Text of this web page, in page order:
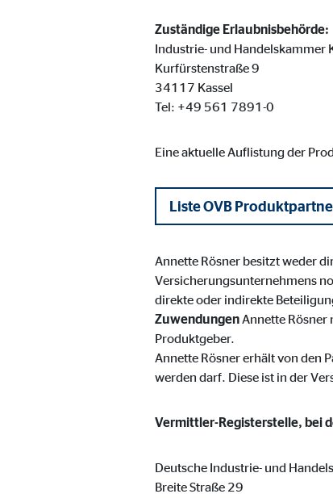
Zuständige Erlaubnisbehörde:
Industrie- und Handelskammer
Kurfürstenstraße 9
34117 Kassel
Tel: +49 561 7891-0
Eine aktuelle Auflistung der
Liste OVB
Annette Rösner besitzt weder
Versicherungsunternehmens
direkte oder indirekte
ZuwendungenAnnette Rösner
Produktgeber.
Annette Rösner erhält von den
werden darf. Diese ist in der
Vermittler-Registerstelle, bei
Deutsche Industrie- und
Breite Straße 29
Google Analytics | Empfänger: OVB,
Marketing Cookies werden eingesetzt, um
Besucher über die Websites hinweg verfolgen.
Facebook Pixel | Empfänger: OVB,
Cookie Laufzeit: